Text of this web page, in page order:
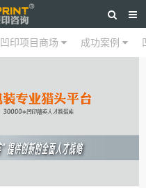
凹印项目商场 成功案例